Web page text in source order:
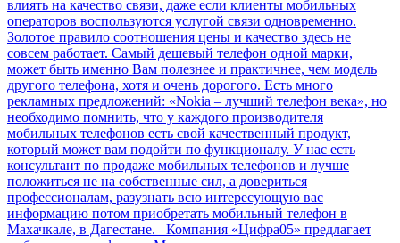
влиять на качество связи, даже если клиенты мобильных
операторов воспользуются услугой связи одновременно.
Золотое правило соотношения цены и качество здесь не
совсем работает. Самый дешевый телефон одной марки,
может быть именно Вам полезнее и практичнее, чем модель
другого телефона, хотя и очень дорогого. Есть много
рекламных предложений: «Nokia – лучший телефон века», но
необходимо помнить, что у каждого производителя
мобильных телефонов есть свой качественный продукт,
который может вам подойти по функционалу. У нас есть
консультант по продаже мобильных телефонов и лучше
положиться не на собственные сил, а довериться
профессионалам, разузнать всю интересующую вас
информацию потом приобретать мобильный телефон в
Махачкале, в Дагестане. Компания «Цифра05» предлагает